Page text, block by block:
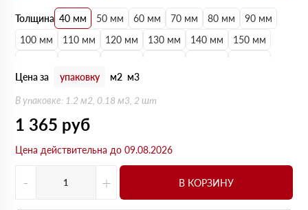
Толщина 40 мм 50 мм 60 мм 70 мм 80 мм
90 мм
100 мм
110 мм 120 мм 130 мм 140 мм
150 мм
220 мм
230 мм 240 мм
Цена за упаковку м2 м3
В упаковке: 1.2 м2, 0.18 м3, 2 шт
1 365 руб
Цена действительна до 09.08.2026
- + В КОРЗИНУ